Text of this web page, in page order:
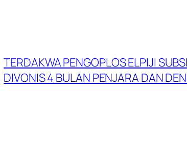
TERDAKWA PENGOPLOS ELPIJI
DIVONIS 4 BULAN PENJARA DAN